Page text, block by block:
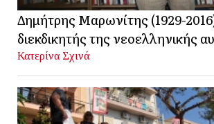
Δημήτρης Μαρωνίτης (1929-
διεκδικητής της νεοελληνικής
Κατερίνα Σχινά